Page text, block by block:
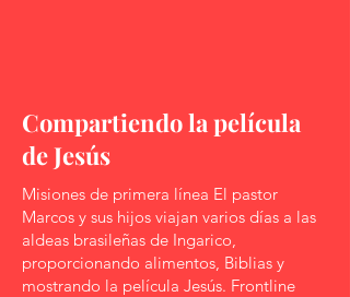
Compartiendo la película
de Jesús
Misiones de primera línea El pastor
Marcos y sus hijos viajan varios días a las
aldeas brasileñas de Ingarico,
proporcionando alimentos, Biblias y
mostrando la película Jesús. Frontline